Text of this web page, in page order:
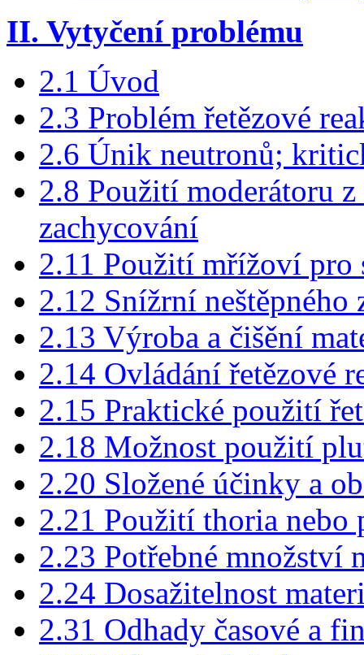
II. Vytyčení problému
2.1 Úvod
2.3 Problém řetězové
2.6 Únik neutronů;
2.8 Použití moderátoru z
zachycování
2.11 Použití mřížoví pro
2.12 Snížrní
2.13 Výroba a čišění
2.14 Ovládání řetězové
2.15 Praktické použití
2.18 Možnost použití
2.20 Složené účinky a
2.21 Použití thoria nebo
2.23 Potřebné množství
2.24 Dosažitelnost
2.31 Odhady časové a